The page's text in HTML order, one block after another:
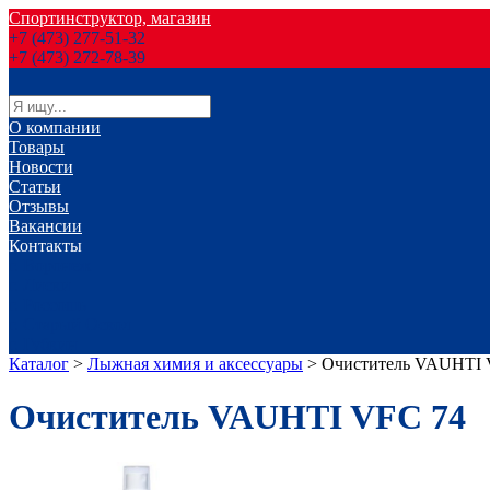
Спортинструктор, магазин
+7 (473) 277-51-32
+7 (473) 272-78-39
О компании
Товары
Новости
Статьи
Отзывы
Вакансии
Контакты
Каталог > Лыжная химия и аксессуары > Очиститель VAUHTI
Очиститель VAUHTI VFC 74